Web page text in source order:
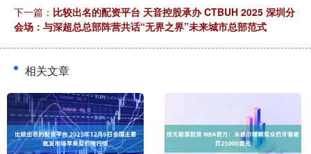
下一篇： 比较出名的配资平台 天音控股承办 CTBUH 2025 深圳分
会场：与深超总总部阵营共话“无界之界”未来城市总部范式
相关文章